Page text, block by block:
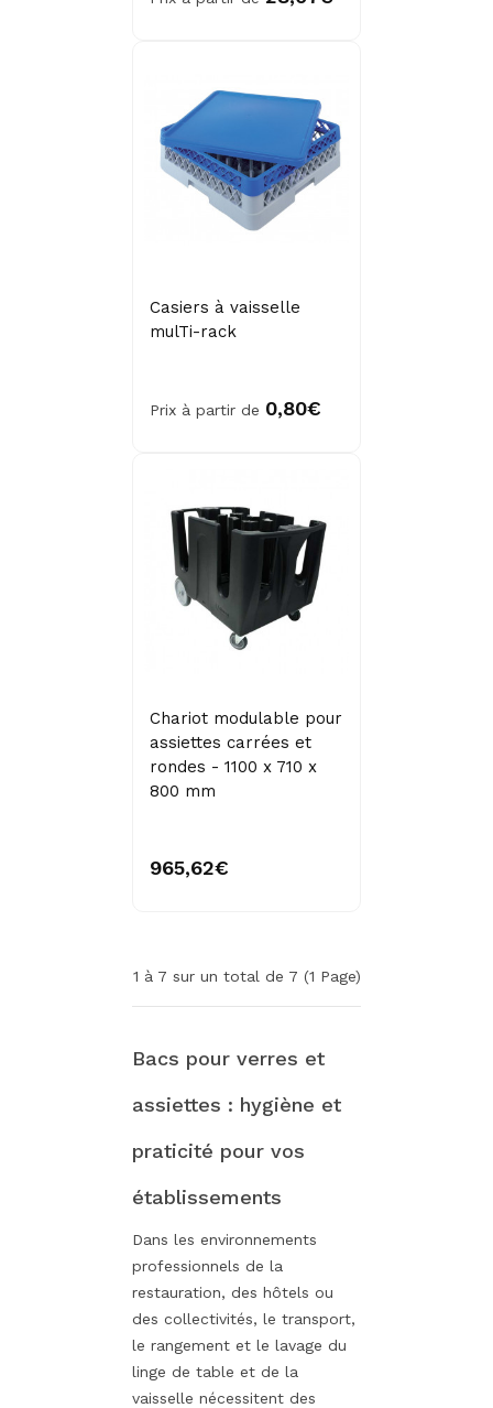
Bacs pour verres et
assiettes : hygiène et
praticité pour vos
établissements
Dans les environnements
professionnels de la
restauration, des hôtels ou
des collectivités, le transport,
le rangement et le lavage du
linge de table et de la
vaisselle nécessitent des
Casiers à vaisselle
mulTi-rack
Prix à partir de 0,80€
Chariot modulable pour
assiettes carrées et
rondes - 1100 x 710 x
800 mm
965,62€
1 à 7 sur un total de 7 (1 Page)